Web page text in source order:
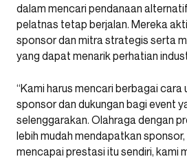
dalam mencari pendanaan
pelatnas tetap berjalan. Mereka
sponsor dan mitra strategis serta
yang dapat menarik perhatian
“Kami harus mencari berbagai cara
sponsor dan dukungan bagi event
selenggarakan. Olahraga dengan
lebih mudah mendapatkan
mencapai prestasi itu sendiri, kami